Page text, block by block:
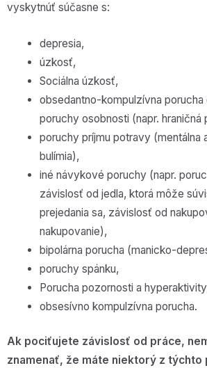
vyskytnúť súčasne s:
depresia,
úzkosť,
Sociálna úzkosť,
obsedantno-kompulzívna porucha
poruchy osobnosti (napr. hraničná
poruchy príjmu potravy (mentálna
bulímia),
iné návykové poruchy (napr.
závislosť od jedla, ktorá môže
prejedania sa, závislosť od
nakupovanie),
bipolárna porucha (manicko-
poruchy spánku,
Porucha pozornosti a
obsesívno kompulzívna porucha.
Ak pociťujete závislosť od práce,
znamenať, že máte niektorý z týchto